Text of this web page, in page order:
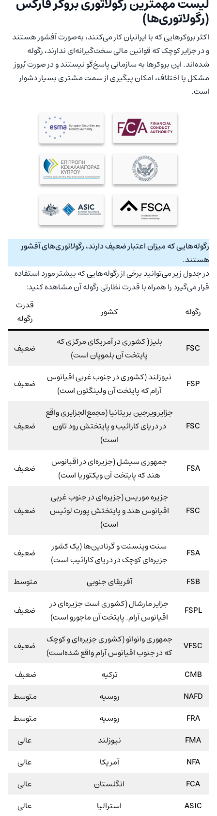
(رگولاتوری‌ها)
اکثر بروکرهایی که با ایرانیان کار می‌کنند، به‌صورت آفشور هستند
و در جزایر کوچک که قوانین مالی سخت‌گیرانه‌ای ندارند، رگوله
شده‌اند. این بروکرها به سازمانی پاسخ‌گو نیستند و در صورت بُروز
مشکل یا اختلاف، امکان پیگیری از سمت مشتری بسیار دشوار
است.
رگوله‌هایی که میزان اعتبار ضعیف دارند، رگولاتوری‌های آفشور
هستند.
در جدول زیر می‌توانید برخی از رگوله‌هایی که بیشتر مورد استفاده
قرار می‌گیرد را همراه با قدرت نظارتی رگوله آن مشاهده کنید:
رگوله
کشور
قدرت
رگوله
FSC
بلیز ( کشوری در آمریکای مرکزی که
پایتخت آن بلموپان است)
ضعیف
FSP
نیوزلند (کشوری در جنوب غربی اقیانوس
آرام که پایتخت آن ولینگتون است)
ضعیف
FSC
جزایر ویرجین بریتانیا (مجمع‌الجزایری واقع
در دریای کارائیب و پایتختش رود تاون
است)
ضعیف
FSA
جمهوری سیشل (جزیره‌ای در اقیانوس
هند که پایتخت آن ویکتوریا است)
ضعیف
FSC
جزیره موریس (جزیره‌ای در جنوب غربی
اقیانوس هند و پایتختش پورت لوئیس
است)
ضعیف
FSA
سنت وینسنت و گرنادین‌ها (یک کشور
جزیره‌ای کوچک در دریای کارائیب است)
ضعیف
FSB آفریقای جنوبی متوسط
FSPL
جزایر مارشال (کشوری است جزیره‌ای در
اقیانوس آرام. پایتخت آن ماجورو است)
ضعیف
VFSC
جمهوری وانواتو (کشوری جزیره‌ای و کوچک
که در جنوب اقیانوس آرام واقع شده‌است)
ضعیف
CMB ترکیه
ضعیف
NAFD
روسیه
متوسط
FRA
روسیه
متوسط
FMA
نیوزلند
عالی
NFA
آمریکا
عالی
FCA
انگلستان
عالی
ASIC
استرالیا
عالی